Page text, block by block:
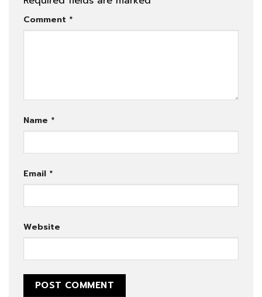
Comment *
Name *
Email *
Website